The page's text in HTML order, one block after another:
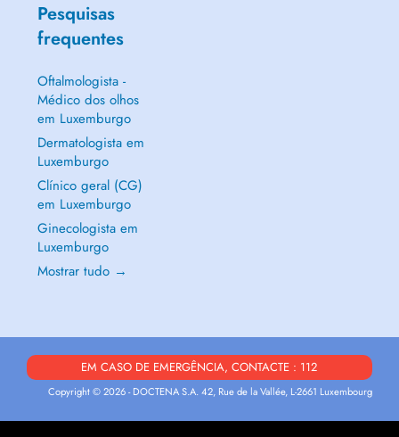
Pesquisas
frequentes
Oftalmologista -
Médico dos olhos
em Luxemburgo
Dermatologista em
Luxemburgo
Clínico geral (CG)
em Luxemburgo
Ginecologista em
Luxemburgo
Mostrar tudo →
EM CASO DE EMERGÊNCIA, CONTACTE : 112
Copyright © 2026 - DOCTENA S.A. 42, Rue de la Vallée, L-2661 Luxembourg